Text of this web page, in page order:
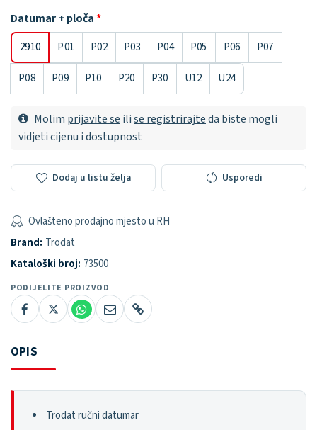
Datumar + ploča
2910 P01 P02 P03 P04 P05 P06 P07
P08 P09 P10 P20 P30 U12 U24
Molim prijavite se ilise registrirajteda biste mogli
vidjeti cijenu i dostupnost
Dodaj u listu želja Usporedi
Ovlašteno prodajno mjesto u RH
Brand: Trodat
Kataloški broj: 73500
PODIJELITE PROIZVOD
OPIS
Trodat ručni datumar